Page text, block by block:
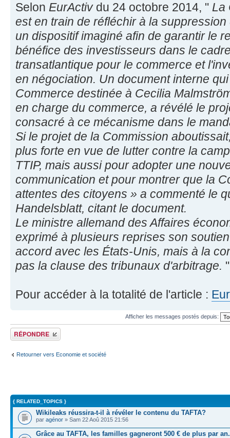
Selon EurActivdu 24 octobre 2014, " La
est en train de réfléchir à la
un dispositif imaginé afin de garantir le
bénéfice des investisseurs dans le
transatlantique pour le commerce et
en négociation. Un document interne
Commerce destinée à Cecilia
en charge du commerce, a révélé le
consacré à ce mécanisme dans le
Si le projet de la Commission
plus forte en vue de lutter contre la
TTIP, mais aussi pour adopter une
communication et pour montrer que la
attentes des citoyens » a commenté le
Handelsblatt, citant le document.
Le ministre allemand des Affaires
exprimé à plusieurs reprises son
accord avec les États-Unis, mais à la
pas la clause des tribunaux d'arbitrage. "
Pour accéder à la totalité de l'article :
Afficher les messages postés depuis:
Répondre
Retourner vers Economie et société
{ RELATED_TOPICS }
Wikileaks réussira-t-il à révéler le contenu du TAFTA?
par agénor » Sam 22 Aoû 2015 21:56
Grâce au TAFTA, les familles gagneront 500 € de plus par